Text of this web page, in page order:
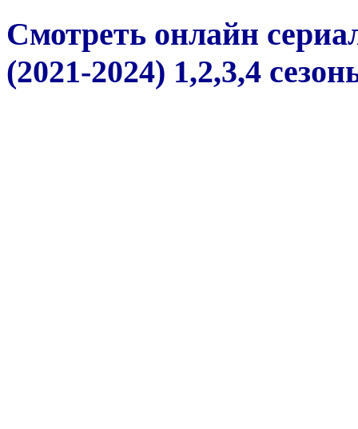
Смотреть онлайн
(2021-2024) 1,2,3,4